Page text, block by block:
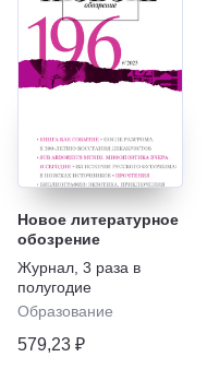
Новое литературное
обозрение
Журнал 3 раза в
полугодие
Образование
579,23 ₽